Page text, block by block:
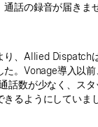
通話の録音が届きま
り、Allied Dispatch
た。Vonage導入以前
話数が少なく、ス
るようにしていま